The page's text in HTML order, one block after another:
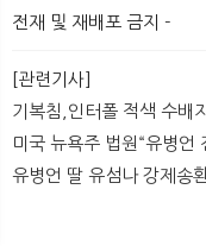
전재 및 재배포 금지 -
[관련기사]
기복침,인터폴 적색 수배
미국 뉴욕주 법원“유병언
유병언 딸 유섬나 강제송